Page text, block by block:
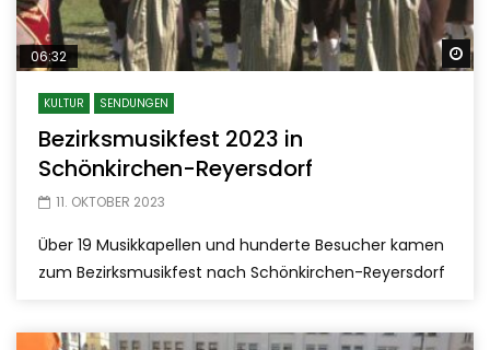
06:32
KULTUR SENDUNGEN
Bezirksmusikfest 2023 in
Schönkirchen-Reyersdorf
11. OKTOBER 2023
Über 19 Musikkapellen und hunderte Besucher kamen
zum Bezirksmusikfest nach Schönkirchen-Reyersdorf